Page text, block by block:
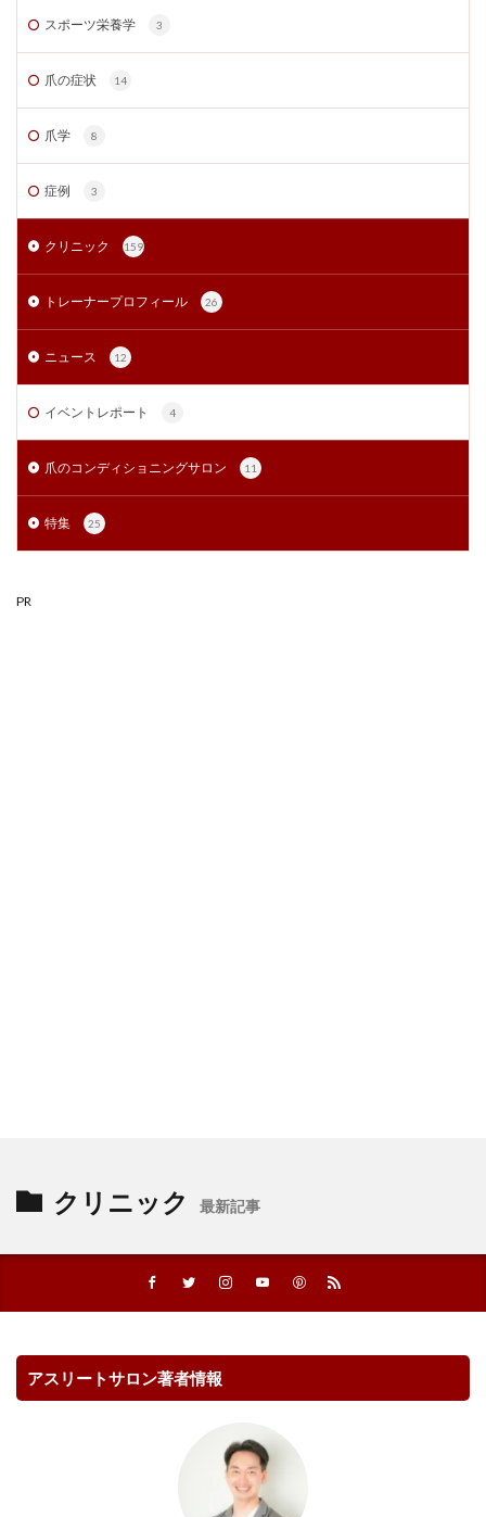
スポーツ栄養学 3
爪の症状 14
爪学 8
症例 3
クリニック 159
トレーナープロフィール 26
ニュース 12
イベントレポート 4
爪のコンディショニングサロン 11
特集 25
PR
クリニック 最新記事
アスリートサロン著者情報